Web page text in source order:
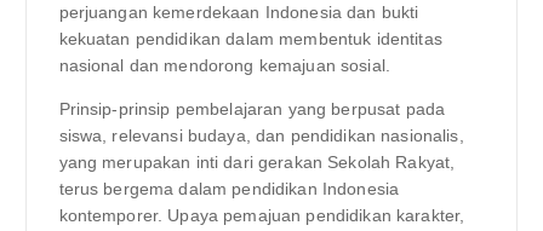
perjuangan kemerdekaan Indonesia dan bukti
kekuatan pendidikan dalam membentuk identitas
nasional dan mendorong kemajuan sosial.
Prinsip-prinsip pembelajaran yang berpusat pada
siswa, relevansi budaya, dan pendidikan nasionalis,
yang merupakan inti dari gerakan Sekolah Rakyat,
terus bergema dalam pendidikan Indonesia
kontemporer. Upaya pemajuan pendidikan karakter,